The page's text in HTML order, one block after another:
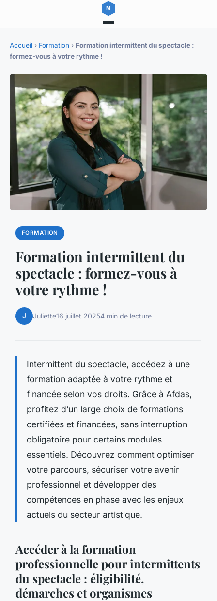
Accueil › Formation › Formation intermittent du spectacle :
formez-vous à votre rythme !
FORMATION
Formation intermittent du
spectacle : formez-vous à
votre rythme !
J Juliette16 juillet 20254 min de lecture
Intermittent du spectacle, accédez à une
formation adaptée à votre rythme et
financée selon vos droits. Grâce à Afdas,
profitez d’un large choix de formations
certifiées et financées, sans interruption
obligatoire pour certains modules
essentiels. Découvrez comment optimiser
votre parcours, sécuriser votre avenir
professionnel et développer des
compétences en phase avec les enjeux
actuels du secteur artistique.
Accéder à la formation
professionnelle pour intermittents
du spectacle : éligibilité,
démarches et organismes